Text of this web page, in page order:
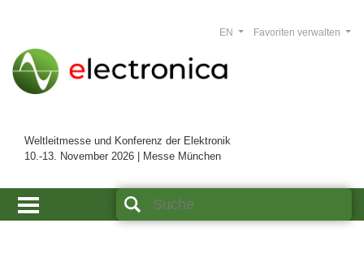
Weltleitmesse und Konferenz der Elektronik
10.-13. November 2026 | Messe München
Favoriten verwalten
EN